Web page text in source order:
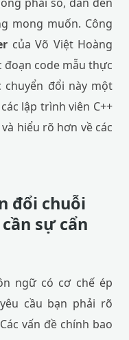
mong muốn. Công
của Võ Việt Hoàng
đoạn code mẫu thực
chuyển đổi này một
lập trình viên C++
hiểu rõ hơn về các
đổi chuỗi
sự cẩn
ngữ có cơ chế ép
cầu bạn phải rõ
vấn đề chính bao